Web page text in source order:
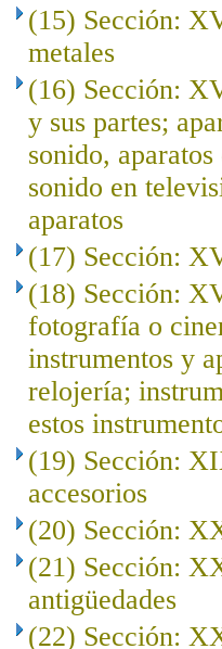
(15) Sección:
metales
(16) Sección:
y sus partes;
sonido,
sonido en
aparatos
(17) Sección:
(18) Sección:
fotografía o
instrumentos y
relojería;
estos
(19) Sección:
accesorios
(20) Sección:
(21) Sección:
antigüedades
(22) Sección: